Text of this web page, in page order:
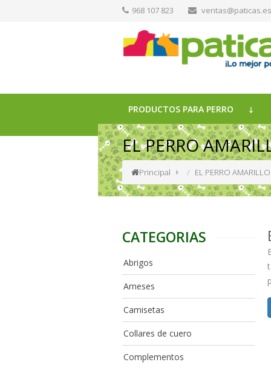
968 107 823 ventas@paticas.es
PRODUCTOS PARA PERRO
EL PERRO
Principal EL PERRO AMARILLO
CATEGORIAS
Abrigos
Arneses
Camisetas
Collares de cuero
Complementos